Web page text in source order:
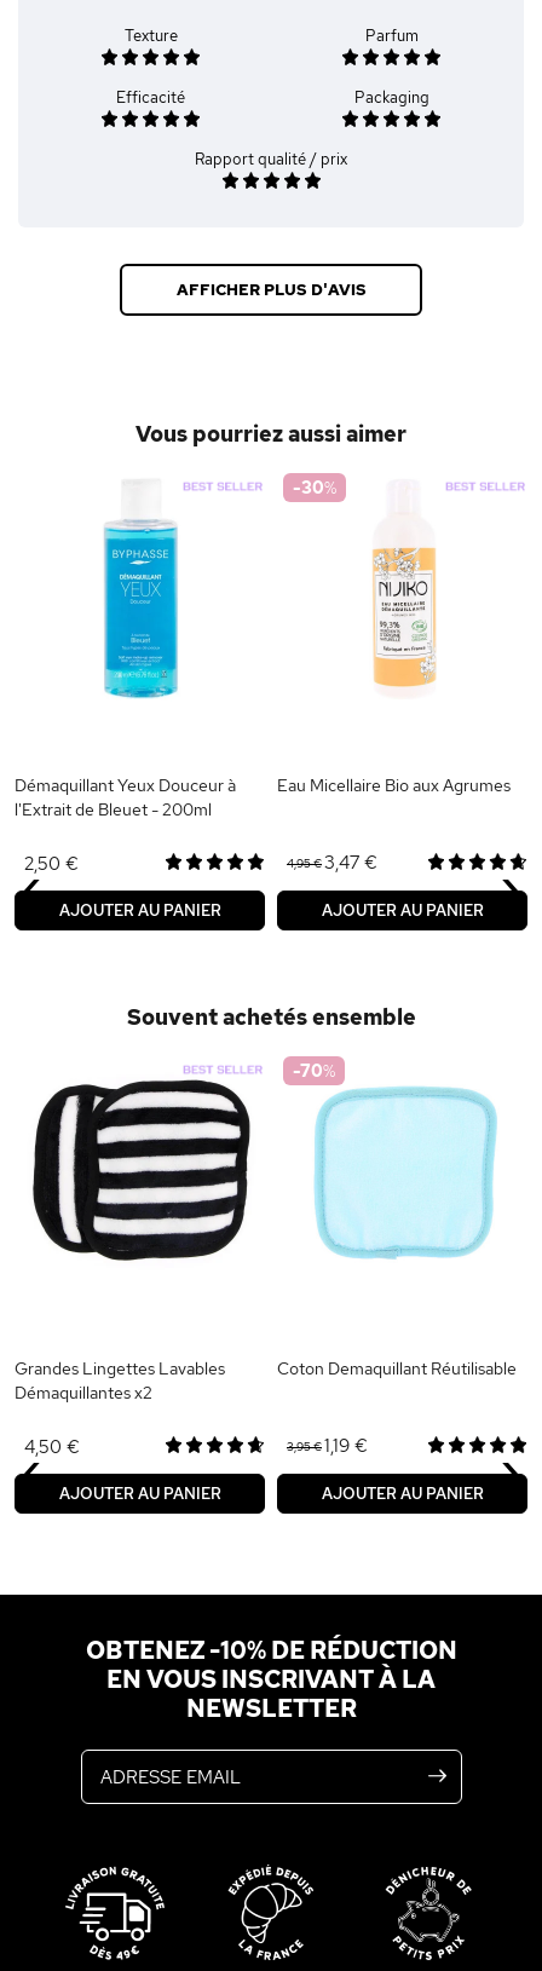
Texture Parfum
Efficacité Packaging
Rapport qualité / prix
AFFICHER PLUS D'AVIS
Vous pourriez aussi aimer
Démaquillant Yeux Douceur à
l'Extrait de Bleuet - 200ml
2,50 €
AJOUTER AU PANIER
-30%
Eau Micellaire Bio aux Agrumes
4,95 €3,47 €
AJOUTER AU PANIER
‹ ›
Souvent achetés ensemble
Grandes Lingettes Lavables
Démaquillantes x2
4,50 €
AJOUTER AU PANIER
-70%
Coton Demaquillant Réutilisable
3,95 €1,19 €
AJOUTER AU PANIER
‹ ›
OBTENEZ -10% DE RÉDUCTION
EN VOUS INSCRIVANT À LA
NEWSLETTER